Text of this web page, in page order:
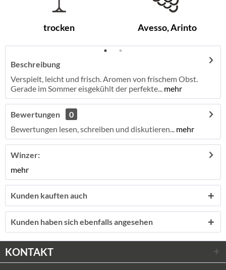
trocken Avesso, Arinto
Beschreibung
Verspielt, leicht und frisch. Aromen von frischem Obst.
Gerade im Sommer eisgekühlt der perfekte... mehr
Bewertungen
0
Bewertungen lesen, schreiben und diskutieren... mehr
Winzer:
mehr
Kunden kauften auch
Kunden haben sich ebenfalls angesehen
KONTAKT